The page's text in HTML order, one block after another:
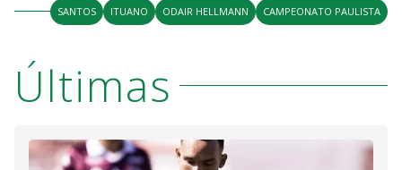
SANTOS ITUANO ODAIR HELLMANN CAMPEONATO PAULISTA
Últimas